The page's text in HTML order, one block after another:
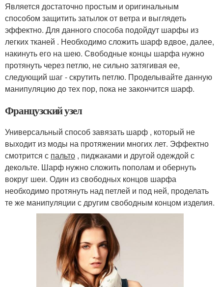
Является достаточно простым и оригинальным
способом защитить затылок от ветра и выглядеть
эффектно. Для данного способа подойдут шарфы из
легких тканей . Необходимо сложить шарф вдвое, далее,
накинуть его на шею. Свободные концы шарфа нужно
протянуть через петлю, не сильно затягивая ее,
следующий шаг - скрутить петлю. Проделывайте данную
манипуляцию до тех пор, пока не закончится шарф.
Французский узел
Универсальный способ завязать шарф , который не
выходит из моды на протяжении многих лет. Эффектно
смотрится с пальто , пиджаками и другой одеждой с
декольте. Шарф нужно сложить пополам и обернуть
вокруг шеи. Один из свободных концов шарфа
необходимо протянуть над петлей и под ней, проделать
те же манипуляции с другим свободным концом изделия.